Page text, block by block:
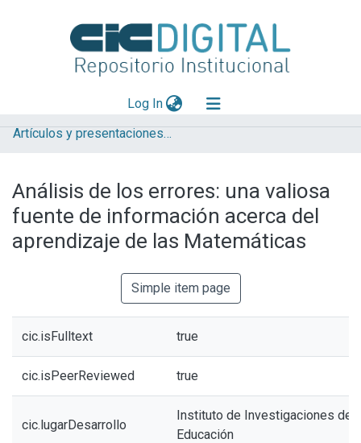
Log In(current)
Explorar
Aportar material
Artículos y presentaciones en Congresos
Análisis de los errores: una valiosa
fuente de información acerca del
aprendizaje de las Matemáticas
Simple item page
cic.isFulltext true
cic.isPeerReviewed true
cic.lugarDesarrollo
Instituto de Investigaciones de
Educación